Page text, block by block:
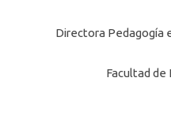
Directora Pedagogía
Facultad de